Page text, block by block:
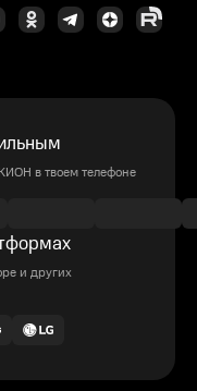
в твоем телефоне
и других